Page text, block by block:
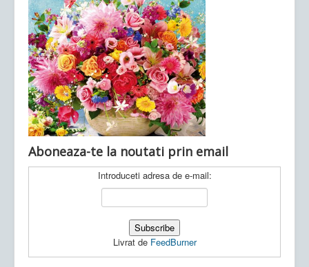
Ultimele articole: Vi, 04.11.2022 -Inspectoratul Școlar
Județean Mehedinți
Aboneaza-te la noutati prin email
Introduceti adresa de e-mail:
Livrat de FeedBurner